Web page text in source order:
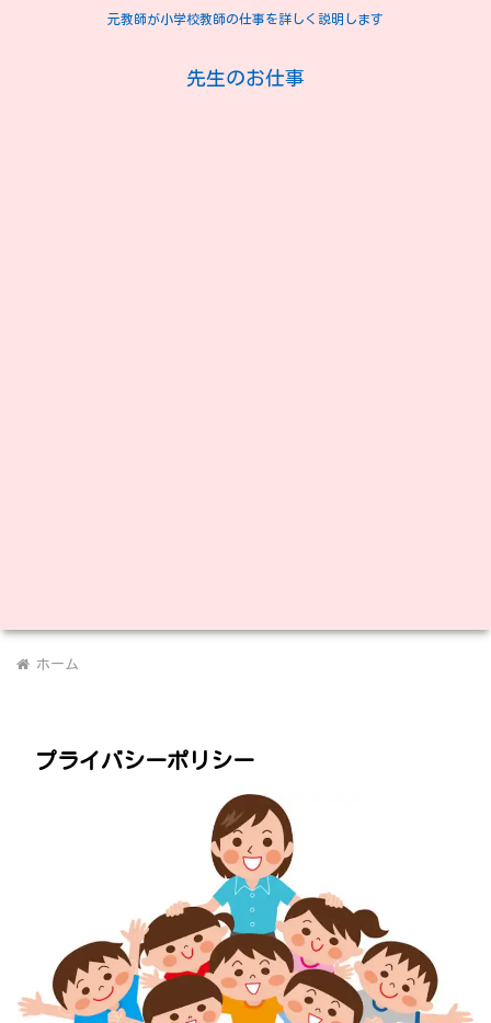
元教師が小学校教師の仕事を詳しく説明します
先生のお仕事
ホーム
プライバシーポリシー